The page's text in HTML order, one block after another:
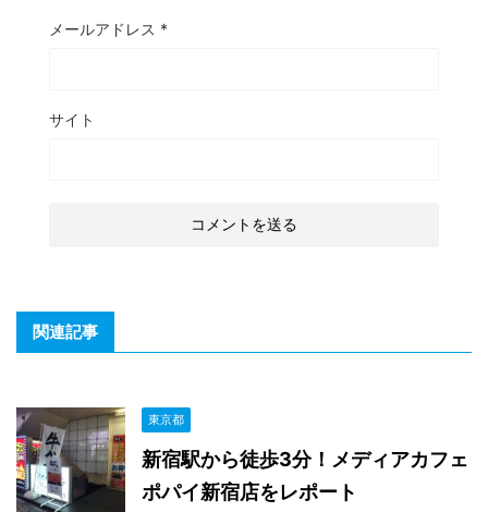
メールアドレス *
サイト
関連記事
東京都
新宿駅から徒歩3分！メディアカフェ
ポパイ新宿店をレポート